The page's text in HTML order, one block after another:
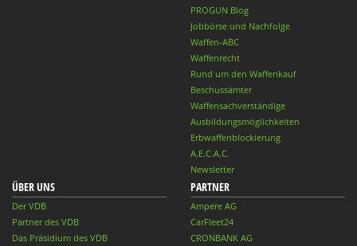
PROGUN Blog
Jobbörse und Nachfolge
Waffen-ABC
Waffenrecht
Rund um den Waffenkauf
Beschussämter
Waffensachverständige
Ausbildungsmöglichkeiten
Erbwaffenblockierung
A.E.C.A.C.
Newsletter
ÜBER UNS
Der VDB
Partner des VDB
Das Präsidium des VDB
PARTNER
Ampere AG
CarFleet24
CRONBANK AG